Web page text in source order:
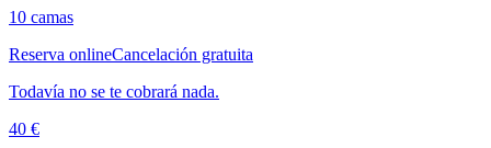
10 camas
Reserva onlineCancelación gratuita
Todavía no se te cobrará nada.
40 €